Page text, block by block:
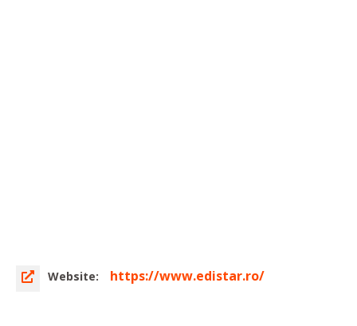
Website: https://www.edistar.ro/